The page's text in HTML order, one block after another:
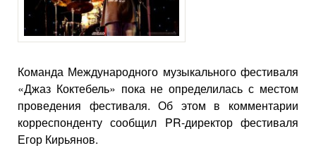
Команда Международного музыкального фестиваля
«Джаз Коктебель» пока не определилась с местом
проведения фестиваля. Об этом в комментарии
корреспонденту сообщил PR-директор фестиваля
Егор Кирьянов.